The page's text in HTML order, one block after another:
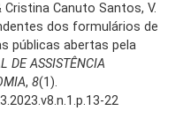
Cristina Canuto Santos, V.
dos formulários de
públicas abertas pela
DE ASSISTÊNCIA
, 8(1).
22